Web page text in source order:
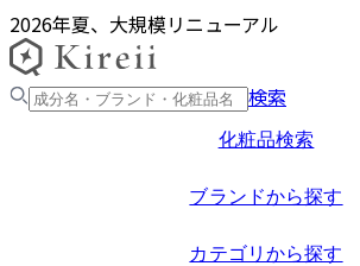
2026年夏、大規模リニューアル
検索
化粧品検索
ブランドから探す
カテゴリから探す